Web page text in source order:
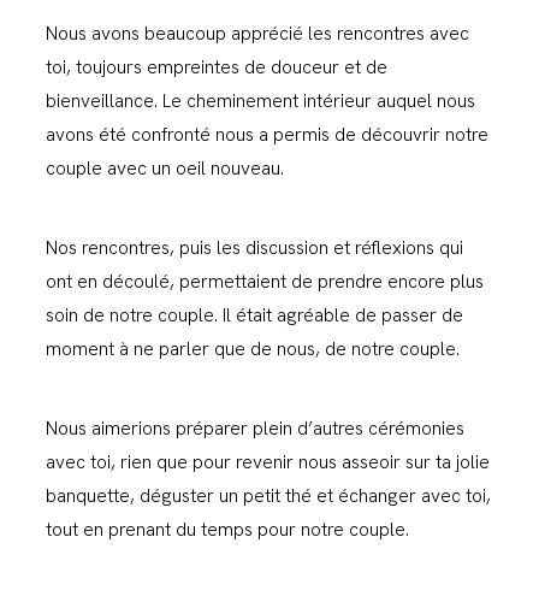
Nous avons beaucoup apprécié les rencontres avec
toi, toujours empreintes de douceur et de
bienveillance. Le cheminement intérieur auquel nous
avons été confronté nous a permis de découvrir notre
couple avec un oeil nouveau.
Nos rencontres, puis les discussion et réflexions qui
ont en découlé, permettaient de prendre encore plus
soin de notre couple. Il était agréable de passer de
moment à ne parler que de nous, de notre couple.
Nous aimerions préparer plein d’autres cérémonies
avec toi, rien que pour revenir nous asseoir sur ta jolie
banquette, déguster un petit thé et échanger avec toi,
tout en prenant du temps pour notre couple.